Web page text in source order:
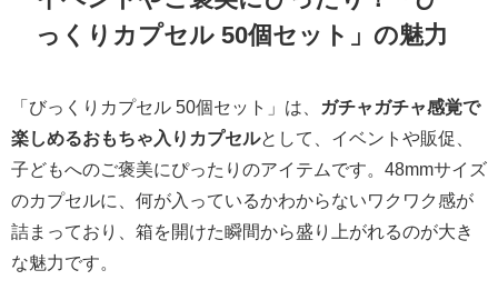
っくりカプセル 50個セット」の魅力
「びっくりカプセル 50個セット」は、
ガチャガチャ感覚で
楽しめるおもちゃ入りカプセルとして、イベントや販促、
子どもへのご褒美にぴったりのアイテムです。48mmサイズ
のカプセルに、何が入っているかわからないワクワク感が
詰まっており、箱を開けた瞬間から盛り上がれるのが大き
な魅力です。